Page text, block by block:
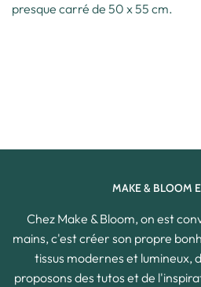
presque carré de 50 x 55 cm.
MAKE & BLOOM
Chez Make & Bloom, on est
mains, c'est créer son propre
tissus modernes et lumineux,
proposons des tutos et de